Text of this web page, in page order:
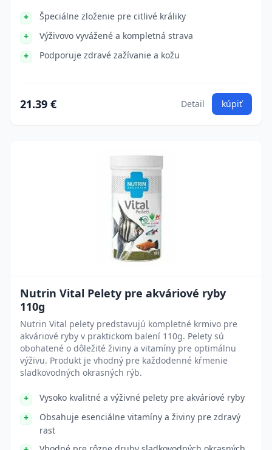
Špeciálne zloženie pre citlivé králiky
Výživovo vyvážené a kompletná strava
Podporuje zdravé zažívanie a kožu
21.39 € Detail kúpiť
Nutrin Vital Pelety pre akváriové ryby
110g
Nutrin Vital pelety predstavujú kompletné krmivo pre
akváriové ryby v praktickom balení 110g. Pelety sú
obohatené o dôležité živiny a vitamíny pre optimálnu
výživu. Produkt je vhodný pre každodenné kŕmenie
sladkovodných okrasných rýb.
Vysoko kvalitné a výživné pelety pre akváriové ryby
Obsahuje esenciálne vitamíny a živiny pre zdravý
rast